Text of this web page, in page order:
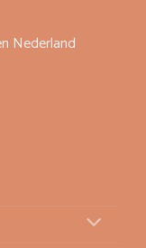
Nederland